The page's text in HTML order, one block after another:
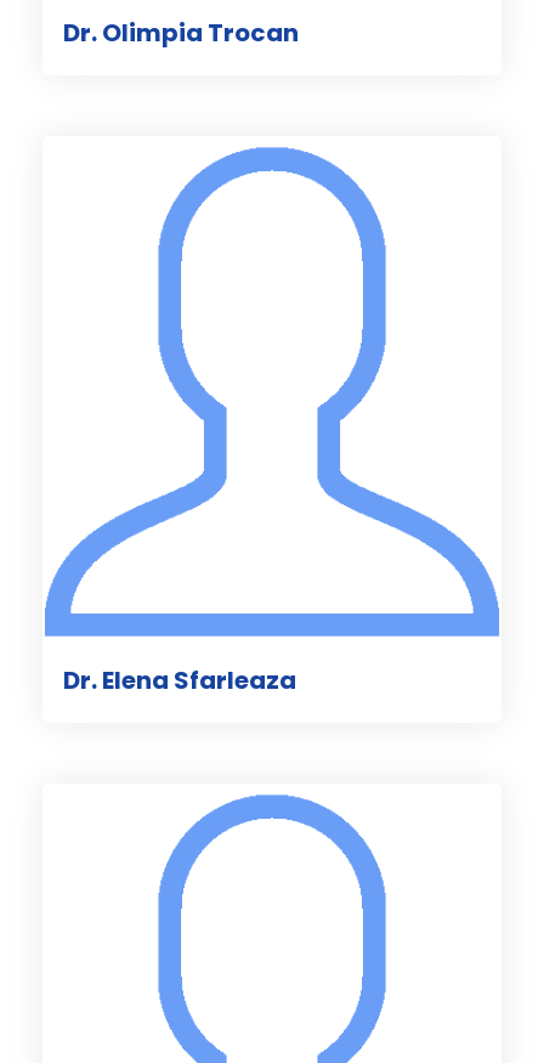
Dr. Olimpia Trocan
Dr. Elena Sfarleaza